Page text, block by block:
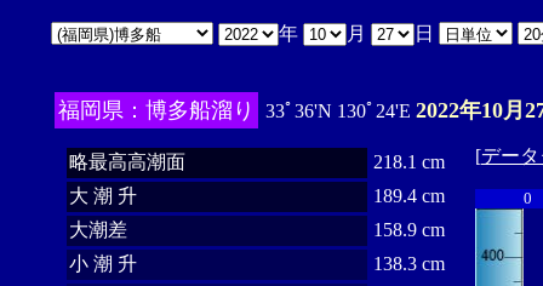
年 月 日
福岡県：博多船溜り 33ﾟ36'N 130ﾟ24'E 2022年10月
略最高高潮面
218.1 cm
大 潮 升
189.4 cm
大潮差
158.9 cm
小 潮 升
138.3 cm
[デー
0